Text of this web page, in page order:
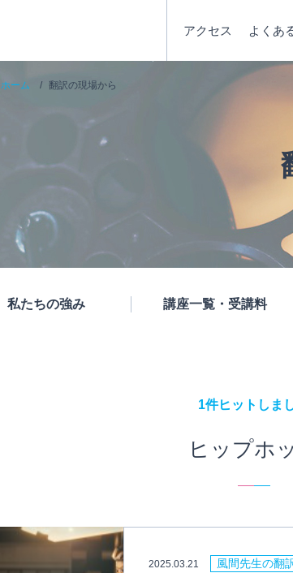
私たちの強み 講座一覧・受講料
アクセス よくあ
ホーム 翻訳の現場から
1件ヒットしま
ヒップホ
2025.03.21 風間先生の翻